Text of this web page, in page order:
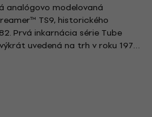
analógovo modelovaná
TS9, historického
Prvá inkarnácia série Tube
uvedená na trh v roku 1979
ktorí boli do roku 2002
Ibanez. Tento pedál sa